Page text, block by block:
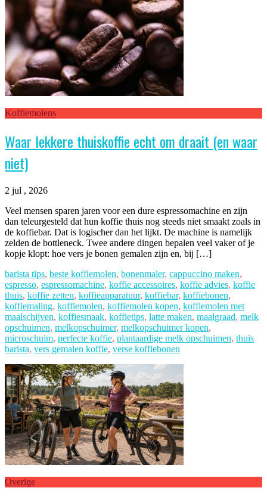
Koffiemolens
Waar lekkere thuiskoffie echt om draait (en waar
niet)
2 jul , 2026
Veel mensen sparen jaren voor een dure espressomachine en zijn
dan teleurgesteld dat hun koffie thuis nog steeds niet smaakt zoals in
de koffiebar. Dat is logischer dan het lijkt. De machine is namelijk
zelden de bottleneck. Twee andere dingen bepalen veel vaker of je
kopje klopt: hoe vers je bonen gemalen zijn en, bij […]
barista tips, beste koffiemolen, bonenmaler, cappuccino maken,
espresso, espressomachine, koffie accessoires, koffie advies, koffie
thuis, koffie zetten, koffieapparatuur, koffiebar, koffiebonen,
koffiemaling, koffiemolen, koffiemolen kopen, koffiemolen met
maalschijven, koffiesmaak, koffietips, latte maken, maalgraad, melk
opschuimen, melkopschuimer, melkopschuimer kopen,
microschuim, perfecte koffie, plantaardige melk opschuimen, thuis
barista, vers gemalen koffie, verse koffiebonen
Overige